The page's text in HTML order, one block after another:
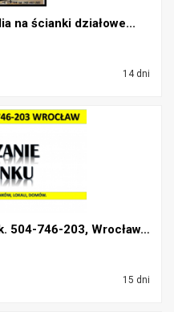
na ścianki działowe...
14 dni
Osuszanie budynków, cennik. 504-746-203, Wrocław. ...
15 dni